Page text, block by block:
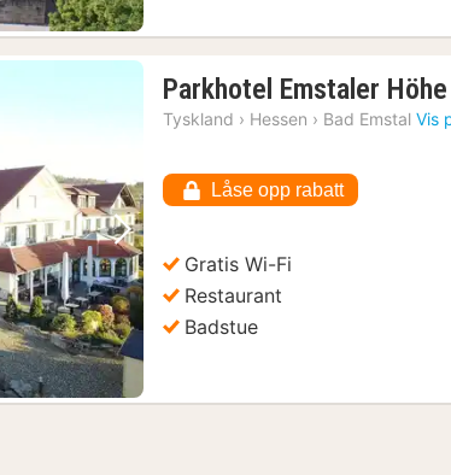
Neste bilde
Parkhotel Emstaler Höhe
Tyskland › Hessen › Bad Emstal Vis
Låse opp rabatt
Gratis Wi-Fi
Restaurant
Badstue